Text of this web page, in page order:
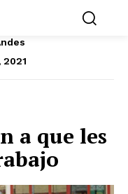
2021
a que les